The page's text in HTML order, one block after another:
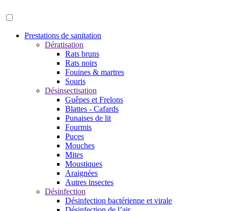
Prestations de sanitation
Dératisation
Rats bruns
Rats noirs
Fouines & martres
Souris
Désinsectisation
Guêpes et Frelons
Blattes - Cafards
Punaises de lit
Fourmis
Puces
Mouches
Mites
Moustiques
Araignées
Autres insectes
Désinfection
Désinfection bactérienne et virale